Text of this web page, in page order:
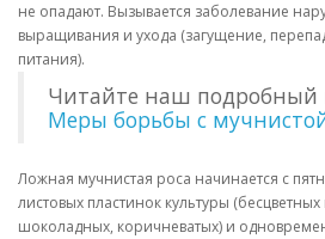
не опадают. Вызывается заболевание
выращивания и ухода (загущение,
питания).
Читайте наш подробный
Меры борьбы с
Ложная мучнистая роса начинается с
листовых пластинок культуры
шоколадных, коричневатых) и